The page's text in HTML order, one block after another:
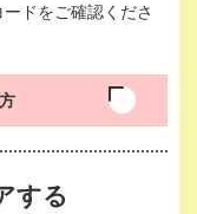
ドをご確認くださ
する